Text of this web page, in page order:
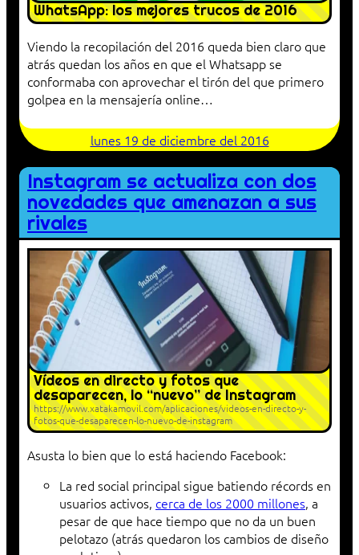
WhatsApp: los mejores trucos de 2016
Viendo la recopilación del 2016 queda bien claro que
atrás quedan los años en que el Whatsapp se
conformaba con aprovechar el tirón del que primero
golpea en la mensajería online…
lunes 19 de diciembre del 2016
Instagram se actualiza con dos
novedades que amenazan a sus
rivales
Vídeos en directo y fotos que
desaparecen, lo “nuevo” de Instagram
https://www.xatakamovil.com/aplicaciones/videos-en-directo-y-
fotos-que-desaparecen-lo-nuevo-de-instagram
Asusta lo bien que lo está haciendo Facebook:
La red social principal sigue batiendo récords en
usuarios activos, cerca de los 2000 millones, a
pesar de que hace tiempo que no da un buen
pelotazo (atrás quedaron los cambios de diseño